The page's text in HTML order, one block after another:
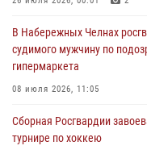
23 июля 2026, 10:22 2
В Нижнекамске сотрудники
в краже
В Казани Росгвардия
В Набережных Челнах
судимого мужчину по
гипермаркета
08 июля 2026, 11:05
Сборная Росгвардии
турнире по хоккею